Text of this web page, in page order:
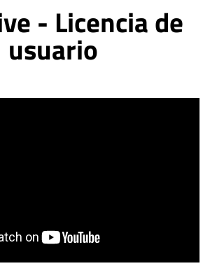
- Licencia de
usuario